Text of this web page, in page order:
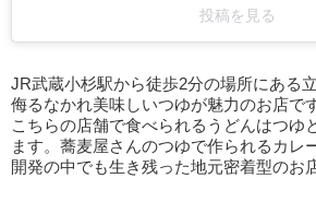
投稿を見る
JR武蔵小杉駅から徒歩2分の場所にある
侮るなかれ美味しいつゆが魅力のお店です
こちらの店舗で食べられるうどんはつゆ
ます。蕎麦屋さんのつゆで作られるカレ
開発の中でも生き残った地元密着型のお